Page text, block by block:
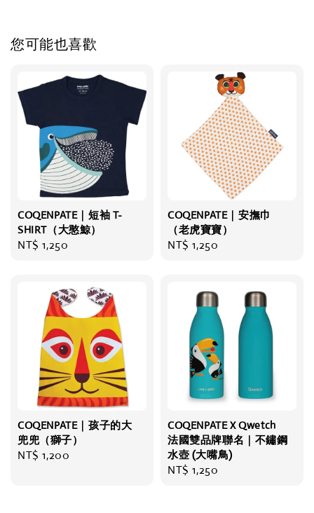
您可能也喜歡
COQENPATE｜短袖 T-
SHIRT（大憨鯨）
Regular
NT$ 1,250
COQENPATE｜安撫巾
（老虎寶寶）
Regular
NT$ 1,250
COQENPATE｜孩子的大
兜兜（獅子）
Regular
NT$ 1,200
COQENPATE X Qwetch
法國雙品牌聯名｜不鏽鋼
水壺 (大嘴鳥)
Regular
NT$ 1,250